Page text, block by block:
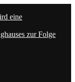
eine
zur Folge